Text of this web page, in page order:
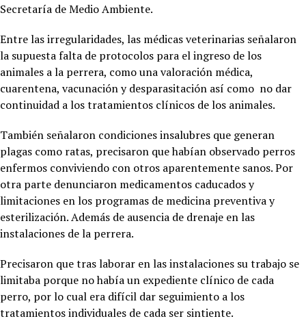
Secretaría de Medio Ambiente.
Entre las irregularidades, las médicas veterinarias señalaron
la supuesta falta de protocolos para el ingreso de los
animales a la perrera, como una valoración médica,
cuarentena, vacunación y desparasitación así como no dar
continuidad a los tratamientos clínicos de los animales.
También señalaron condiciones insalubres que generan
plagas como ratas, precisaron que habían observado perros
enfermos conviviendo con otros aparentemente sanos. Por
otra parte denunciaron medicamentos caducados y
limitaciones en los programas de medicina preventiva y
esterilización. Además de ausencia de drenaje en las
instalaciones de la perrera.
Precisaron que tras laborar en las instalaciones su trabajo se
limitaba porque no había un expediente clínico de cada
perro, por lo cual era difícil dar seguimiento a los
tratamientos individuales de cada ser sintiente.